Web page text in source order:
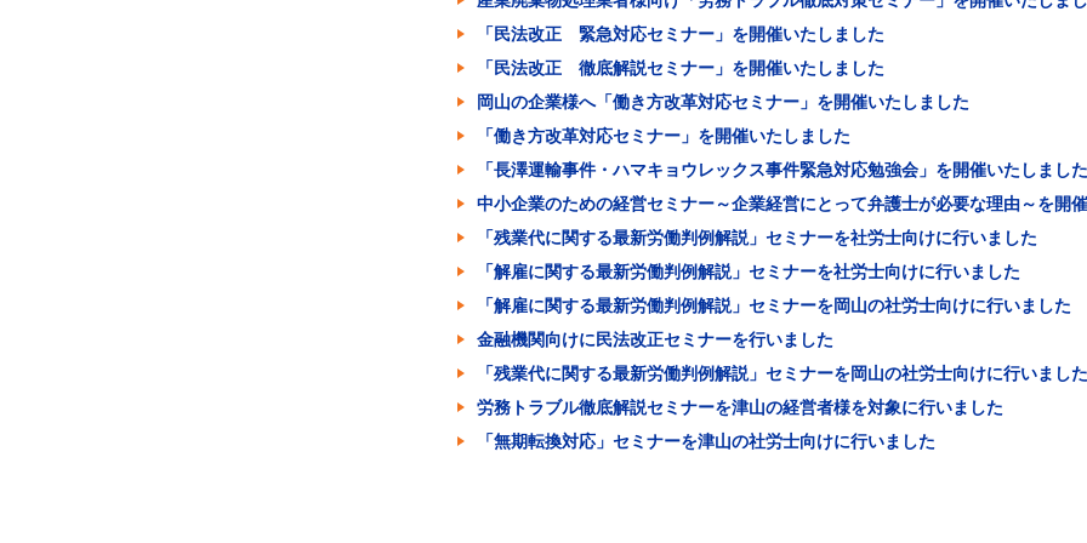
「民法改正 緊急対応セミナー」を開催いたしました
「民法改正 徹底解説セミナー」を開催いたしました
岡山の企業様へ「働き方改革対応セミナー」を開催いたしました
「働き方改革対応セミナー」を開催いたしました
「長澤運輸事件・ハマキョウレックス事件緊急対応勉強会」を開催いたしました
中小企業のための経営セミナー～企業経営にとって弁護士が必要な理由～を開
「残業代に関する最新労働判例解説」セミナーを社労士向けに行いました
「解雇に関する最新労働判例解説」セミナーを社労士向けに行いました
「解雇に関する最新労働判例解説」セミナーを岡山の社労士向けに行いました
金融機関向けに民法改正セミナーを行いました
「残業代に関する最新労働判例解説」セミナーを岡山の社労士向けに行いました
労務トラブル徹底解説セミナーを津山の経営者様を対象に行いました
「無期転換対応」セミナーを津山の社労士向けに行いました